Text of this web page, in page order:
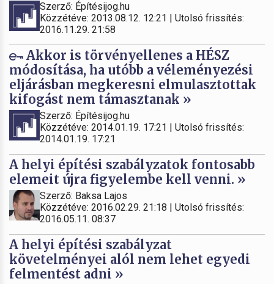
Szerző: Építésijog.hu
Közzétéve: 2013.08.12. 12:21 | Utolsó frissítés:
2016.11.29. 21:58
Akkor is törvényellenes a HÉSZ
módosítása, ha utóbb a véleményezési
eljárásban megkeresni elmulasztottak
kifogást nem támasztanak »
Szerző: Építésijog.hu
Közzétéve: 2014.01.19. 17:21 | Utolsó frissítés:
2014.01.19. 17:21
A helyi építési szabályzatok fontosabb
elemeit újra figyelembe kell venni. »
Szerző: Baksa Lajos
Közzétéve: 2016.02.29. 21:18 | Utolsó frissítés:
2016.05.11. 08:37
A helyi építési szabályzat
követelményei alól nem lehet egyedi
felmentést adni »